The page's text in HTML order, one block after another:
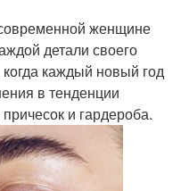
женщине
детали своего
каждый новый год
в тенденции
и гардероба.